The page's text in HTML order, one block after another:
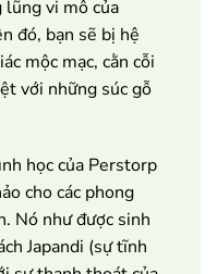
lũng vi mô của
đó, bạn sẽ bị hệ
mộc mạc, cằn cỗi
với những súc gỗ
học của Perstorp
cho các phong
Nó như được sinh
Japandi (sự tĩnh